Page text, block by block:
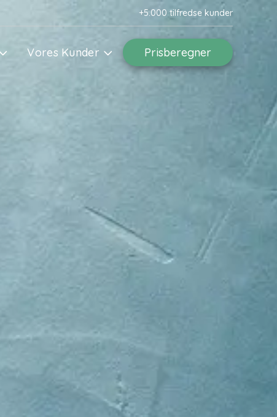
+5.000 tilfredse kunder
Vores Kunder Prisberegner